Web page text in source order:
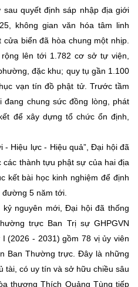
quyết định sáp nhập địa giới
không gian văn hóa tâm linh
biển đã hòa chung một nhịp.
lên tới 1.782 cơ sở tự viện,
đặc khu; quy tụ gần 1.100
vạn tín đồ phật tử. Trước tầm
đang chung sức đồng lòng, phát
để xây dựng tổ chức ổn định,
Hiệu lực - Hiệu quả”, Đại hội đã
thành tựu phật sự của hai địa
kết bài học kinh nghiệm để định
5 năm tới.
nguyên mới, Đại hội đã thống
trực Ban Trị sự GHPGVN
(2026 - 2031) gồm 78 vị ủy viên
Ban Thường trực. Đây là những
tài, có uy tín và sở hữu chiều sâu
thượng Thích Quảng Tùng tiếp